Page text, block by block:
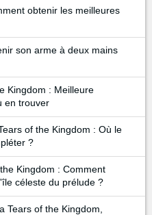
obtenir les meilleures
son arme à deux mains
Kingdom : Meilleure
en trouver
of the Kingdom : Où le
?
Kingdom : Comment
céleste du prélude ?
Tears of the Kingdom,